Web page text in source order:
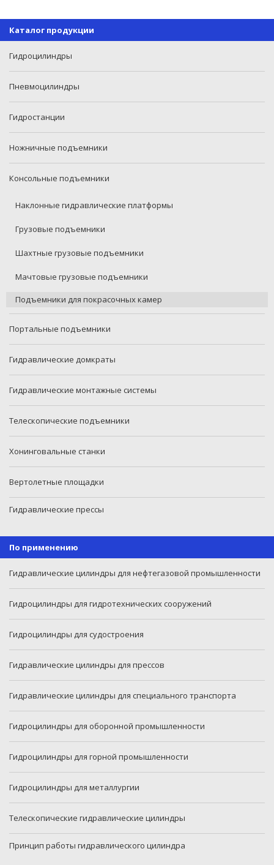
Каталог продукции
Гидроцилиндры
Пневмоцилиндры
Гидростанции
Ножничные подъемники
Консольные подъемники
Наклонные гидравлические платформы
Грузовые подъемники
Шахтные грузовые подъемники
Мачтовые грузовые подъемники
Подъемники для покрасочных камер
Портальные подъемники
Гидравлические домкраты
Гидравлические монтажные системы
Телескопические подъемники
Хонинговальные станки
Вертолетные площадки
Гидравлические прессы
По применению
Гидравлические цилиндры для нефтегазовой промышленности
Гидроцилиндры для гидротехнических сооружений
Гидроцилиндры для судостроения
Гидравлические цилиндры для прессов
Гидравлические цилиндры для специального транспорта
Гидроцилиндры для оборонной промышленности
Гидроцилиндры для горной промышленности
Гидроцилиндры для металлургии
Телескопические гидравлические цилиндры
Принцип работы гидравлического цилиндра